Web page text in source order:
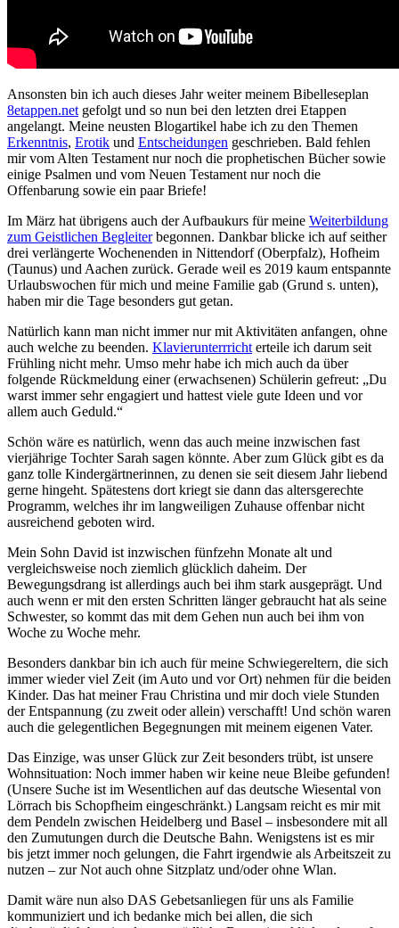
Ansonsten bin ich auch dieses Jahr weiter meinem Bibelleseplan
8etappen.net gefolgt und so nun bei den letzten drei Etappen
angelangt. Meine neusten Blogartikel habe ich zu den Themen
Erkenntnis, Erotik und Entscheidungen geschrieben. Bald fehlen
mir vom Alten Testament nur noch die prophetischen Bücher sowie
einige Psalmen und vom Neuen Testament nur noch die
Offenbarung sowie ein paar Briefe!
Im März hat übrigens auch der Aufbaukurs für meine Weiterbildung
zum Geistlichen Begleiterbegonnen. Dankbar blicke ich auf seither
drei verlängerte Wochenenden in Nittendorf (Oberpfalz), Hofheim
(Taunus) und Aachen zurück. Gerade weil es 2019 kaum entspannte
Urlaubswochen für mich und meine Familie gab (Grund s. unten),
haben mir die Tage besonders gut getan.
Natürlich kann man nicht immer nur mit Aktivitäten anfangen, ohne
auch welche zu beenden. Klavierunterrricht erteile ich darum seit
Frühling nicht mehr. Umso mehr habe ich mich auch da über
folgende Rückmeldung einer (erwachsenen) Schülerin gefreut: „Du
warst immer sehr engagiert und hattest viele gute Ideen und vor
allem auch Geduld.“
Schön wäre es natürlich, wenn das auch meine inzwischen fast
vierjährige Tochter Sarah sagen könnte. Aber zum Glück gibt es da
ganz tolle Kindergärtnerinnen, zu denen sie seit diesem Jahr liebend
gerne hingeht. Spätestens dort kriegt sie dann das altersgerechte
Programm, welches ihr im langweiligen Zuhause offenbar nicht
ausreichend geboten wird.
Mein Sohn David ist inzwischen fünfzehn Monate alt und
vergleichsweise noch ziemlich glücklich daheim. Der
Bewegungsdrang ist allerdings auch bei ihm stark ausgeprägt. Und
auch wenn er mit den ersten Schritten länger gebraucht hat als seine
Schwester, so kommt das mit dem Gehen nun auch bei ihm von
Woche zu Woche mehr.
Besonders dankbar bin ich auch für meine Schwiegereltern, die sich
immer wieder viel Zeit (im Auto und vor Ort) nehmen für die beiden
Kinder. Das hat meiner Frau Christina und mir doch viele Stunden
der Entspannung (zu zweit oder allein) verschafft! Und schön waren
auch die gelegentlichen Begegnungen mit meinem eigenen Vater.
Das Einzige, was unser Glück zur Zeit besonders trübt, ist unsere
Wohnsituation: Noch immer haben wir keine neue Bleibe gefunden!
(Unsere Suche ist im Wesentlichen auf das deutsche Wiesental von
Lörrach bis Schopfheim eingeschränkt.) Langsam reicht es mir mit
dem Pendeln zwischen Heidelberg und Basel – insbesondere mit all
den Zumutungen durch die Deutsche Bahn. Wenigstens ist es mir
bis jetzt immer noch gelungen, die Fahrt irgendwie als Arbeitszeit zu
nutzen – zur Not auch ohne Sitzplatz und/oder ohne Wlan.
Damit wäre nun also DAS Gebetsanliegen für uns als Familie
kommuniziert und ich bedanke mich bei allen, die sich